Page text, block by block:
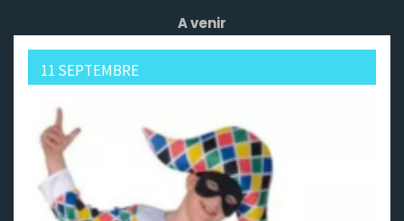
A venir
11 SEPTEMBRE